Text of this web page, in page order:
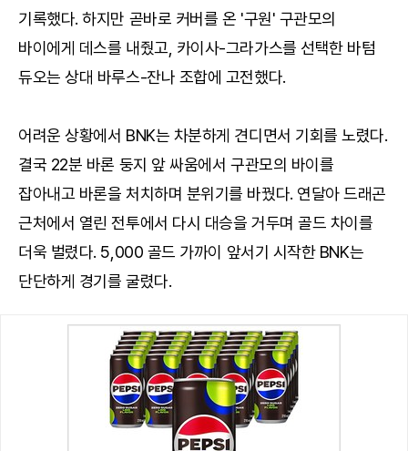
기록했다. 하지만 곧바로 커버를 온 '구원' 구관모의
바이에게 데스를 내줬고, 카이사-그라가스를 선택한 바텀
듀오는 상대 바루스-잔나 조합에 고전했다.
어려운 상황에서 BNK는 차분하게 견디면서 기회를 노렸다.
결국 22분 바론 둥지 앞 싸움에서 구관모의 바이를
잡아내고 바론을 처치하며 분위기를 바꿨다. 연달아 드래곤
근처에서 열린 전투에서 다시 대승을 거두며 골드 차이를
더욱 벌렸다. 5,000 골드 가까이 앞서기 시작한 BNK는
단단하게 경기를 굴렸다.